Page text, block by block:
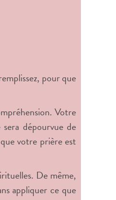
pour que
Votre
dépourvue de
votre prière est
De même,
appliquer ce que